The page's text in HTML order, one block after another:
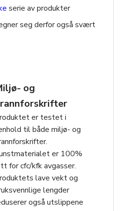
serie av produkter
seg derfor også svært
og
er testet i
til både miljø- og
er 100%
for cfc/kfk avgasser.
lave vekt og
lengder
også utslippene